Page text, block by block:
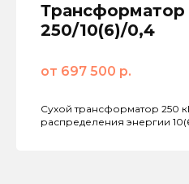
250/10(6)/0,4
от 697 500 р.
Сухой трансформатор 250
распределения энергии